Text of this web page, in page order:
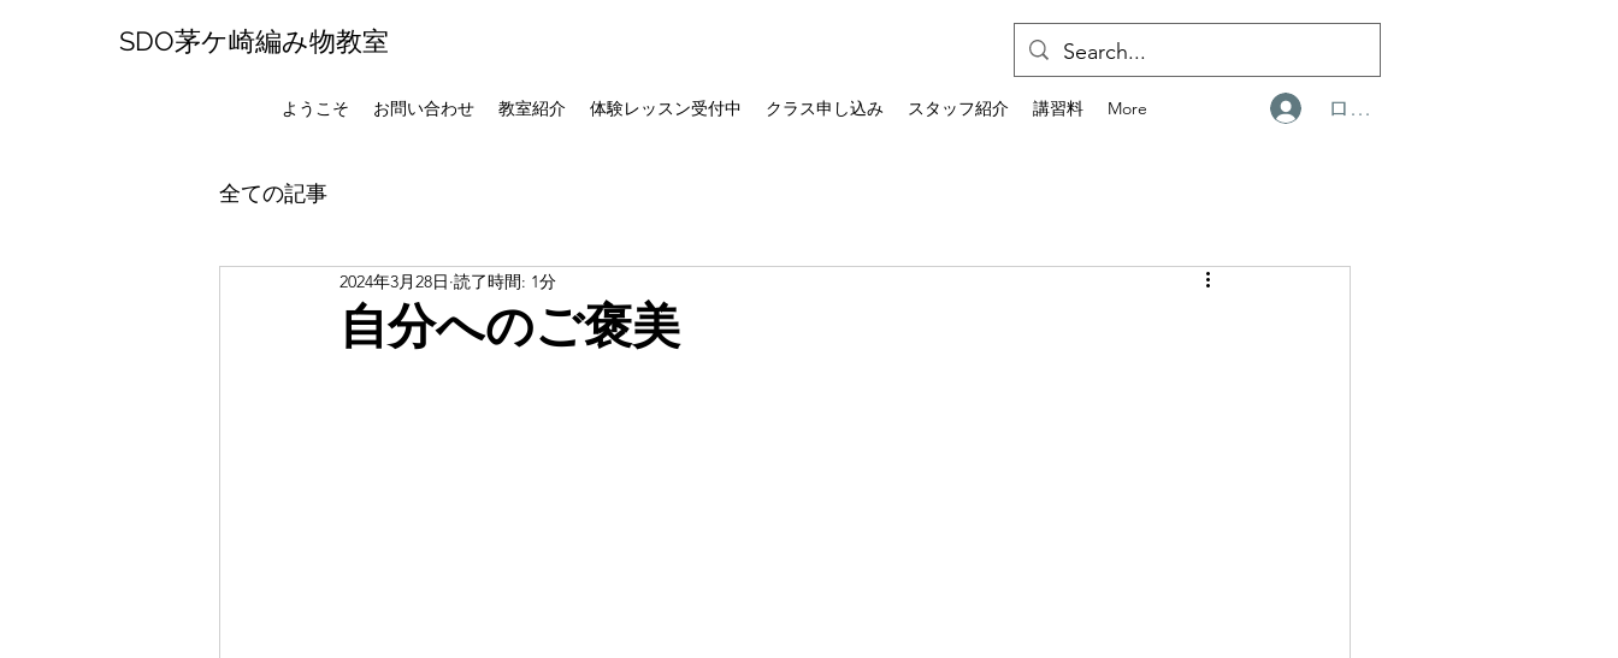
SDO茅ケ崎編み物教室
ようこそ お問い合わせ 教室紹介 体験レッスン受付中 クラス申し込み スタッフ紹介 講習料 More ログイン
全ての記事
自分へのご褒美
2024年3月28日 読了時間: 1分